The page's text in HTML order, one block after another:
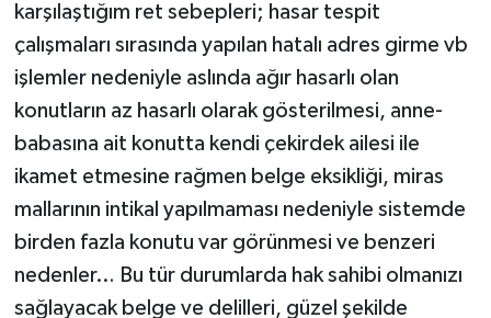
karşılaştığım ret sebepleri; hasar tespit
çalışmaları sırasında yapılan hatalı adres girme vb
işlemler nedeniyle aslında ağır hasarlı olan
konutların az hasarlı olarak gösterilmesi, anne-
babasına ait konutta kendi çekirdek ailesi ile
ikamet etmesine rağmen belge eksikliği, miras
mallarının intikal yapılmaması nedeniyle sistemde
birden fazla konutu var görünmesi ve benzeri
nedenler… Bu tür durumlarda hak sahibi olmanızı
sağlayacak belge ve delilleri, güzel şekilde